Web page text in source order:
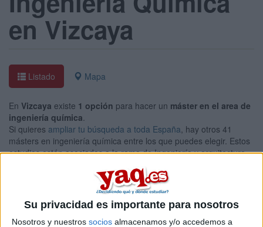
Su privacidad es importante para nosotros
Nosotros y nuestros socios almacenamos y/o accedemos a
en Vizcaya
Listado Mapa
En Vizcaya existe 1 opción para hacer un máster en el area de
ingeniería química.
Si quieres ampliar tu búsqueda a toda España, hay otros 41
másters en ingeniería química entre los que puedes elegir. Estos
estudios están asociados a la rama de Ingeniería y arquitectura.
Máster Universitario en
Ingeniería Química
UNIVERSIDAD DEL PAíS VASCO (Universidad Pública)
Tipo: